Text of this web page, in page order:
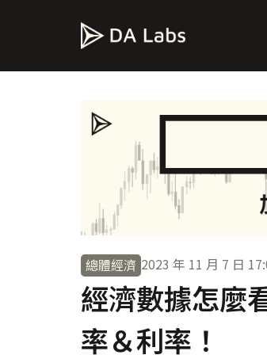
總體經濟 2023 年 11 月 7 日
經濟數據怎麼
率＆利率！